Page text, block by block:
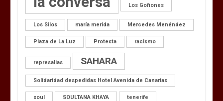
Los Gofiones
Los Silos maría merida Mercedes Menéndez
Plaza de La Luz Protesta racismo
represalias SAHARA
Solidaridad despedidas Hotel Avenida de Canarias
soul SOULTANA KHAYA tenerife